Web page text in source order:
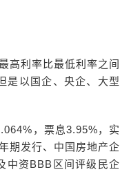
高利率比最低利率之间
是以国企、央企、大型
，票息3.95%，实
期发行、中国房地产企
中资BBB区间评级民企